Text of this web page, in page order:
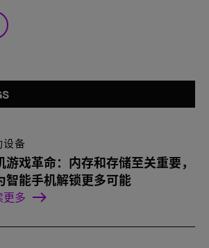
设备
游戏革命：内存和存储至关重要，
智能手机解锁更多可能
更多